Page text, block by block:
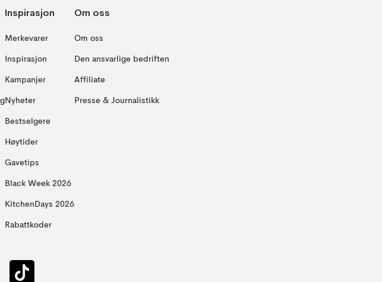
Inspirasjon
Merkevarer
Inspirasjon
Kampanjer
Nyheter
Bestselgere
Høytider
Gavetips
Black Week 2026
KitchenDays 2026
Rabattkoder
Om oss
Om oss
Den ansvarlige bedriften
Affiliate
Presse & Journalistikk